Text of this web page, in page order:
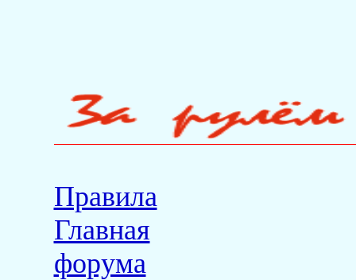
Правила
Главная
форума